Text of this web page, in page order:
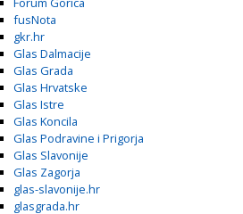
fusNota
gkr.hr
Glas Dalmacije
Glas Grada
Glas Hrvatske
Glas Istre
Glas Koncila
Glas Podravine i Prigorja
Glas Slavonije
Glas Zagorja
glas-slavonije.hr
glasgrada.hr